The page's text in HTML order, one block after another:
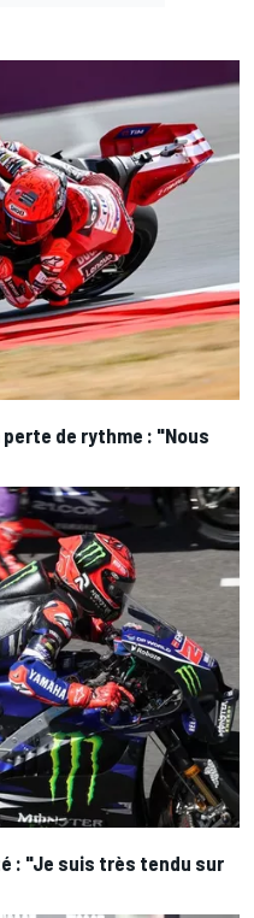
de rythme : "Nous
: "Je suis très tendu sur